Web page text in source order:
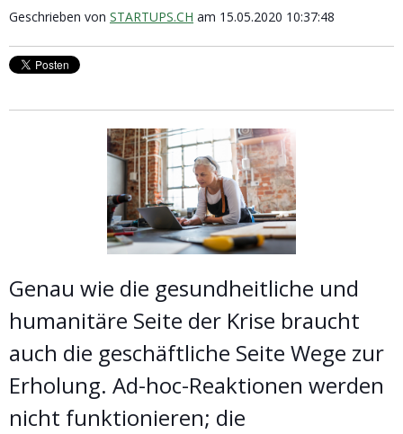
Geschrieben von STARTUPS.CH am 15.05.2020 10:37:48
Genau wie die gesundheitliche und
humanitäre Seite der Krise braucht
auch die geschäftliche Seite Wege zur
Erholung. Ad-hoc-Reaktionen werden
nicht funktionieren; die